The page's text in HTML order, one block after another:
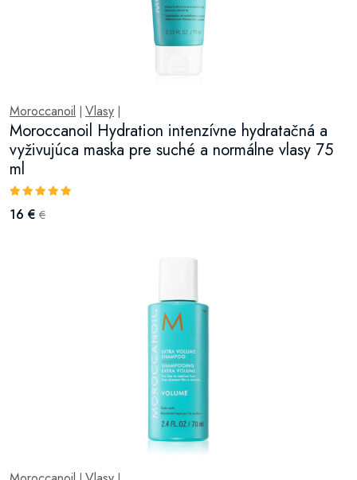
Moroccanoil Vlasy
Moroccanoil Hydration intenzívne hydratačná a
vyživujúca maska pre suché a normálne vlasy 75
ml
16 € €